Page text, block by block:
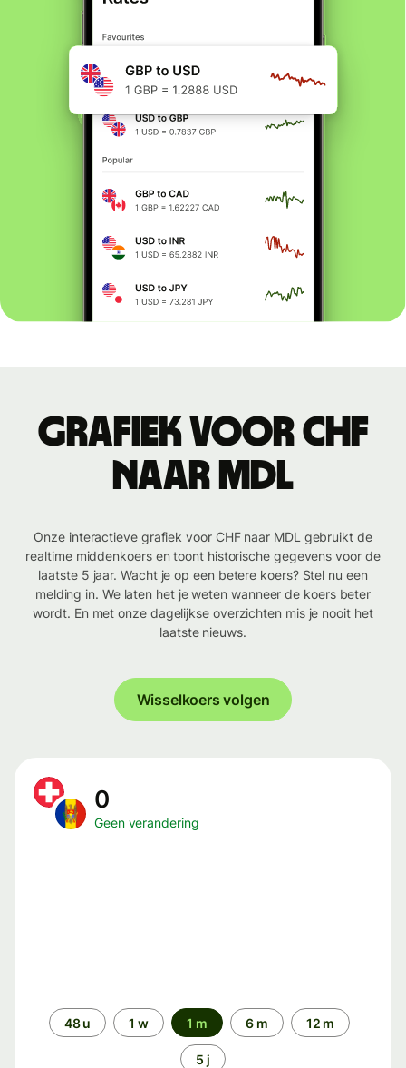
Grafiek voor CHF
naar MDL
Onze interactieve grafiek voor CHF naar MDL gebruikt de
realtime middenkoers en toont historische gegevens voor de
laatste 5 jaar. Wacht je op een betere koers? Stel nu een
melding in. We laten het je weten wanneer de koers beter
wordt. En met onze dagelijkse overzichten mis je nooit het
laatste nieuws.
Wisselkoers volgen
0
Geen verandering
Periode48 u 1 w 1 m 6 m 12 m
5 j